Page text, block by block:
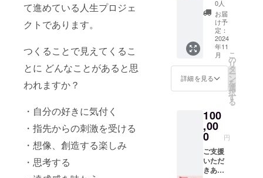
て進めている人生プロジェ
クトであります。
つくることで見えてくるこ
とに どんなことがあると思
われますか？
・自分の好きに気付く
・指先からの刺激を受ける
・想像、創造する楽しみ
・思考する
ますの
で、取
り扱い
にはご
注意く
ださ
い。 ※
コー
ティン
施され
ていま
すが、
水に濡
れた場
合は軽
くポン
援時
に、別
途ご協
力費
（7％＋
税）を
いただ
りま
す。 ・
なお、1
たり別
途シス
テム利
用料
（※）が
発生い
たしま
まで 個
数：100
個まで
送付先
をこち
らから
メール
連絡さ
せてい
送付先
はメー
ルにて
ご連絡
させて
いただ
きます -
関係各
所 ・ロ
ザフィ
提携店
※ロザ
フィHP
掲載
https://r
ozafi.co
m/partn
辺 -------
-----------
----- ・※
支援者
の方か
ら支援
時に、
布 ※
備考欄
に掲載
名を記
載して
くださ
い。
画像
データ
日メー
ルにて
ご連絡
させて
いただ
きます
（予定
《リ
ターン
特典》
●コン
クール
案内チ
ラシに
協賛者
様とし
て会社
ゴを掲
載いた
しま
す。
スペー
ス2枠
スペー
0人
お届
け予
定：
2024
年11
月
詳細を見る
こ
の
リ
タ
ー
ン
を
選
択
す
る
100
,00
0 円
ご支援
いただ
きあり